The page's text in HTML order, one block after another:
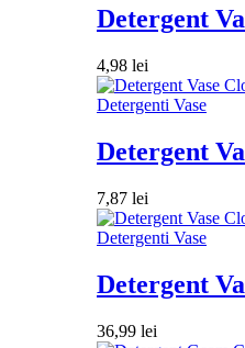
Detergent
4,98 lei
Detergenti Vase
Detergent
7,87 lei
Detergenti Vase
Detergent
36,99 lei